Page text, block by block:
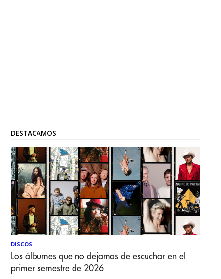
DESTACAMOS
DISCOS
Los álbumes que no dejamos de escuchar en el
primer semestre de 2026